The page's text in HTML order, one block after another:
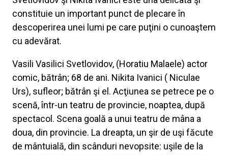
constituie un important punct de plecare în
descoperirea unei lumi pe care puţini o cunoaştem
cu adevărat.
Vasili Vasilici Svetlovidov, (Horatiu Malaele) actor
comic, bătrân; 68 de ani. Nikita Ivanici ( Niculae
Urs), sufleor; bătrân şi el. Acţiunea se petrece pe o
scenă, într-un teatru de provincie, noaptea, după
spectacol. Scena goală a unui teatru de mâna a
doua, din provincie. La dreapta, un şir de uşi făcute
de mântuială, din scânduri nevopsite: uşile de la